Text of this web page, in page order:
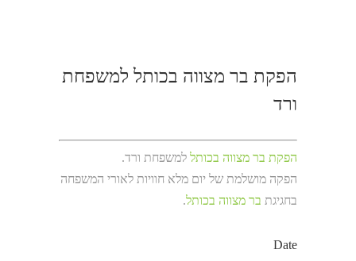
הפקת בר מצווה בכותל למשפחת
ורד
הפקת בר מצווה בכותל למשפחת ורד.
הפקה מושלמת של יום מלא חוויות לאורי המשפחה
בחגיגת בר מצווה בכותל.
Date